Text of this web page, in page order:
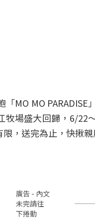
MO MO
場盛大回歸，6/22
，送完為止，快揪
廣告 - 內文
未完請往
下捲動